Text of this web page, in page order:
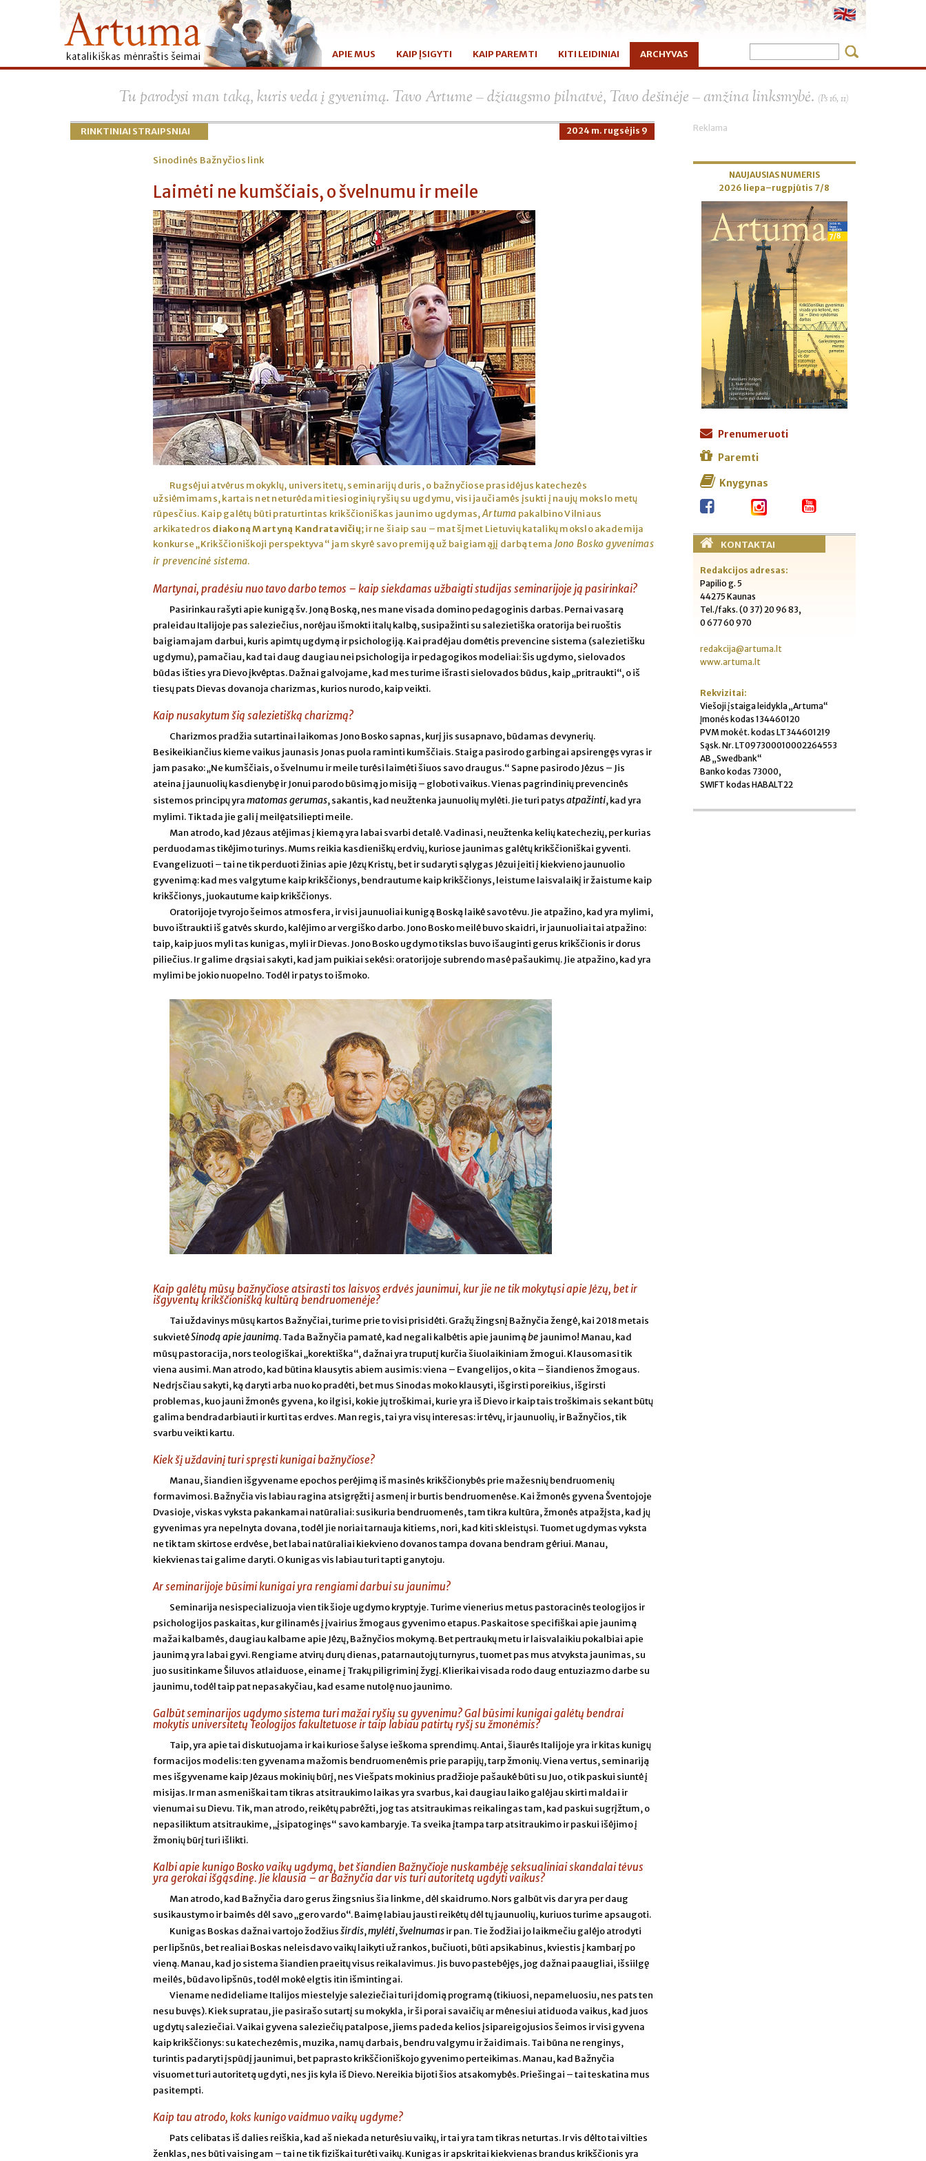
APIE MUS KAIP ĮSIGYTI KAIP PAREMTI KITI LEIDINIAI ARCHYVAS
Tu parodysi man taką, kuris veda į gyvenimą. Tavo Artume – džiaugsmo pilnatvė, Tavo dešinėje – amžina linksmybė. (Ps 16, 11)
RINKTINIAI STRAIPSNIAI 2024 m. rugsėjis 9
Sinodinės Bažnyčios link
Laimėti ne kumščiais, o švelnumu ir meile
Rugsėjui atvėrus mokyklų, universitetų, seminarijų duris, o bažnyčiose prasidėjus katechezės
užsiėmimams, kartais net neturėdami tiesioginių ryšių su ugdymu, visi jaučiamės įsukti į naujų mokslo metų
rūpesčius. Kaip galėtų būti praturtintas krikščioniškas jaunimo ugdymas,Artuma pakalbino Vilniaus
arkikatedros diakoną Martyną Kandratavičių; ir ne šiaip sau – mat šįmet Lietuvių katalikų mokslo akademija
konkurse „Krikščioniškoji perspektyva“ jam skyrė savo premiją už baigiamąjį darbą tema Jono Bosko gyvenimas
ir prevencinė sistema.
Martynai, pradėsiu nuo tavo darbo temos – kaip siekdamas užbaigti studijas seminarijoje ją pasirinkai?
Pasirinkau rašyti apie kunigą šv. Joną Boską, nes mane visada domino pedagoginis darbas. Pernai vasarą
praleidau Italijoje pas saleziečius, norėjau išmokti italų kalbą, susipažinti su salezietiška oratorija bei ruoštis
baigiamajam darbui, kuris apimtų ugdymą ir psichologiją. Kai pradėjau domėtis prevencine sistema (salezietišku
ugdymu), pamačiau, kad tai daug daugiau nei psichologija ir pedagogikos modeliai: šis ugdymo, sielovados
būdas išties yra Dievo įkvėptas. Dažnai galvojame, kad mes turime išrasti sielovados būdus, kaip „pritraukti“, o iš
tiesų pats Dievas dovanoja charizmas, kurios nurodo, kaip veikti.
Kaip nusakytum šią salezietišką charizmą?
Charizmos pradžia sutartinai laikomas Jono Bosko sapnas, kurį jis susapnavo, būdamas devynerių.
Besikeikiančius kieme vaikus jaunasis Jonas puola raminti kumščiais. Staiga pasirodo garbingai apsirengęs vyras ir
jam pasako: „Ne kumščiais, o švelnumu ir meile turėsi laimėti šiuos savo draugus.“ Sapne pasirodo Jėzus – Jis
ateina į jaunuolių kasdienybę ir Jonui parodo būsimą jo misiją – globoti vaikus. Vienas pagrindinių prevencinės
sistemos principų yramatomas gerumas, sakantis, kad neužtenka jaunuolių mylėti. Jie turi patysatpažinti, kad yra
mylimi. Tik tada jie gali į meilęatsiliepti meile.
Man atrodo, kad Jėzaus atėjimas į kiemą yra labai svarbi detalė. Vadinasi, neužtenka kelių katechezių, per kurias
perduodamas tikėjimo turinys. Mums reikia kasdieniškų erdvių, kuriose jaunimas galėtų krikščioniškai gyventi.
Evangelizuoti – tai ne tik perduoti žinias apie Jėzų Kristų, bet ir sudaryti sąlygas Jėzui įeiti į kiekvieno jaunuolio
gyvenimą: kad mes valgytume kaip krikščionys, bendrautume kaip krikščionys, leistume laisvalaikį ir žaistume kaip
krikščionys, juokautume kaip krikščionys.
Oratorijoje tvyrojo šeimos atmosfera, ir visi jaunuoliai kunigą Boską laikė savo tėvu. Jie atpažino, kad yra mylimi,
buvo ištraukti iš gatvės skurdo, kalėjimo ar vergiško darbo. Jono Bosko meilė buvo skaidri, ir jaunuoliai tai atpažino:
taip, kaip juos myli tas kunigas, myli ir Dievas. Jono Bosko ugdymo tikslas buvo išauginti gerus krikščionis ir dorus
piliečius. Ir galime drąsiai sakyti, kad jam puikiai sekėsi: oratorijoje subrendo masė pašaukimų. Jie atpažino, kad yra
mylimi be jokio nuopelno. Todėl ir patys to išmoko.
Kaip galėtų mūsų bažnyčiose atsirasti tos laisvos erdvės jaunimui, kur jie ne tik mokytųsi apie Jėzų, bet ir
išgyventų krikščionišką kultūrą bendruomenėje?
Tai uždavinys mūsų kartos Bažnyčiai, turime prie to visi prisidėti. Gražų žingsnį Bažnyčia žengė, kai 2018 metais
sukvietėSinodą apie jaunimą. Tada Bažnyčia pamatė, kad negali kalbėtis apie jaunimąbe jaunimo! Manau, kad
mūsų pastoracija, nors teologiškai „korektiška“, dažnai yra truputį kurčia šiuolaikiniam žmogui. Klausomasi tik
viena ausimi. Man atrodo, kad būtina klausytis abiem ausimis: viena – Evangelijos, o kita – šiandienos žmogaus.
Nedrįsčiau sakyti, ką daryti arba nuo ko pradėti, bet mus Sinodas moko klausyti, išgirsti poreikius, išgirsti
problemas, kuo jauni žmonės gyvena, ko ilgisi, kokie jų troškimai, kurie yra iš Dievo ir kaip tais troškimais sekant būtų
galima bendradarbiauti ir kurti tas erdves. Man regis, tai yra visų interesas: ir tėvų, ir jaunuolių, ir Bažnyčios, tik
svarbu veikti kartu.
Kiek šį uždavinį turi spręsti kunigai bažnyčiose?
Manau, šiandien išgyvename epochos perėjimą iš masinės krikščionybės prie mažesnių bendruomenių
formavimosi. Bažnyčia vis labiau ragina atsigręžti į asmenį ir burtis bendruomenėse. Kai žmonės gyvena Šventojoje
Dvasioje, viskas vyksta pakankamai natūraliai: susikuria bendruomenės, tam tikra kultūra, žmonės atpažįsta, kad jų
gyvenimas yra nepelnyta dovana, todėl jie noriai tarnauja kitiems, nori, kad kiti skleistųsi. Tuomet ugdymas vyksta
ne tik tam skirtose erdvėse, bet labai natūraliai kiekvieno dovanos tampa dovana bendram gėriui. Manau,
kiekvienas tai galime daryti. O kunigas vis labiau turi tapti ganytoju.
Ar seminarijoje būsimi kunigai yra rengiami darbui su jaunimu?
Seminarija nesispecializuoja vien tik šioje ugdymo kryptyje. Turime vienerius metus pastoracinės teologijos ir
psichologijos paskaitas, kur gilinamės į įvairius žmogaus gyvenimo etapus. Paskaitose specifiškai apie jaunimą
mažai kalbamės, daugiau kalbame apie Jėzų, Bažnyčios mokymą. Bet pertraukų metu ir laisvalaikiu pokalbiai apie
jaunimą yra labai gyvi. Rengiame atvirų durų dienas, patarnautojų turnyrus, tuomet pas mus atvyksta jaunimas, su
juo susitinkame Šiluvos atlaiduose, einame į Trakų piligriminį žygį. Klierikai visada rodo daug entuziazmo darbe su
jaunimu, todėl taip pat nepasakyčiau, kad esame nutolę nuo jaunimo.
Galbūt seminarijos ugdymo sistema turi mažai ryšių su gyvenimu? Gal būsimi kunigai galėtų bendrai
mokytis universitetų Teologijos fakultetuose ir taip labiau patirtų ryšį su žmonėmis?
Taip, yra apie tai diskutuojama ir kai kuriose šalyse ieškoma sprendimų. Antai, šiaurės Italijoje yra ir kitas kunigų
formacijos modelis: ten gyvenama mažomis bendruomenėmis prie parapijų, tarp žmonių. Viena vertus, seminariją
mes išgyvename kaip Jėzaus mokinių būrį, nes Viešpats mokinius pradžioje pašaukė būti su Juo, o tik paskui siuntė į
misijas. Ir man asmeniškai tam tikras atsitraukimo laikas yra svarbus, kai daugiau laiko galėjau skirti maldai ir
vienumai su Dievu. Tik, man atrodo, reikėtų pabrėžti, jog tas atsitraukimas reikalingas tam, kad paskui sugrįžtum, o
nepasiliktum atsitraukime, „įsipatoginęs“ savo kambaryje. Ta sveika įtampa tarp atsitraukimo ir paskui išėjimo į
žmonių būrį turi išlikti.
Kalbi apie kunigo Bosko vaikų ugdymą, bet šiandien Bažnyčioje nuskambėję seksualiniai skandalai tėvus
yra gerokai išgąsdinę. Jie klausia – ar Bažnyčia dar vis turi autoritetą ugdyti vaikus?
Man atrodo, kad Bažnyčia daro gerus žingsnius šia linkme, dėl skaidrumo. Nors galbūt vis dar yra per daug
susikaustymo ir baimės dėl savo „gero vardo“. Baimę labiau jausti reikėtų dėl tų jaunuolių, kuriuos turime apsaugoti.
Kunigas Boskas dažnai vartojo žodžiusširdis,mylėti,švelnumasir pan. Tie žodžiai jo laikmečiu galėjo atrodyti
per lipšnūs, bet realiai Boskas neleisdavo vaikų laikyti už rankos, bučiuoti, būti apsikabinus, kviestis į kambarį po
vieną. Manau, kad jo sistema šiandien praeitų visus reikalavimus. Jis buvo pastebėjęs, jog dažnai paaugliai, išsiilgę
meilės, būdavo lipšnūs, todėl mokė elgtis itin išmintingai.
Viename nedideliame Italijos miestelyje saleziečiai turi įdomią programą (tikiuosi, nepameluosiu, nes pats ten
nesu buvęs). Kiek supratau, jie pasirašo sutartį su mokykla, ir ši porai savaičių ar mėnesiui atiduoda vaikus, kad juos
ugdytų saleziečiai. Vaikai gyvena saleziečių patalpose, jiems padeda kelios įsipareigojusios šeimos ir visi gyvena
kaip krikščionys: su katechezėmis, muzika, namų darbais, bendru valgymu ir žaidimais. Tai būna ne renginys,
turintis padaryti įspūdį jaunimui, bet paprasto krikščioniškojo gyvenimo perteikimas. Manau, kad Bažnyčia
visuomet turi autoritetą ugdyti, nes jis kyla iš Dievo. Nereikia bijoti šios atsakomybės. Priešingai – tai teskatina mus
pasitempti.
Kaip tau atrodo, koks kunigo vaidmuo vaikų ugdyme?
Pats celibatas iš dalies reiškia, kad aš niekada neturėsiu vaikų, ir tai yra tam tikras neturtas. Ir vis dėlto tai vilties
ženklas, nes būti vaisingam – tai ne tik fiziškai turėti vaikų. Kunigas ir apskritai kiekvienas brandus krikščionis yra
Reklama
NAUJAUSIAS NUMERIS
2026 liepa–rugpjūtis 7/8
Prenumeruoti
Paremti
Knygynas
KONTAKTAI
Redakcijos adresas:
Papilio g. 5
44275 Kaunas
Tel./faks. (0 37) 20 96 83,
0 677 60 970
redakcija@artuma.lt
www.artuma.lt
Rekvizitai:
Viešoji įstaiga leidykla „Artuma“
Įmonės kodas 134460120
PVM mokėt. kodas LT344601219
Sąsk. Nr. LT097300010002264553
AB „Swedbank“
Banko kodas 73000,
SWIFT kodas HABALT22